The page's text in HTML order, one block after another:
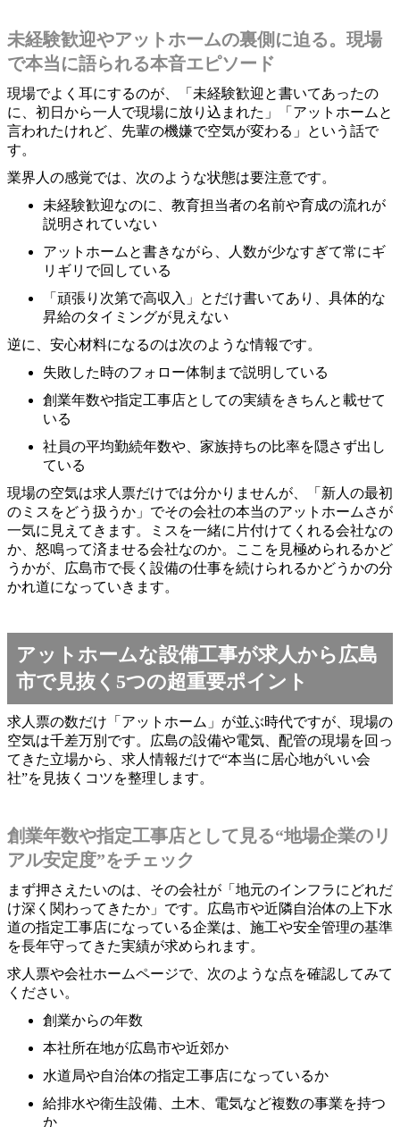
未経験歓迎やアットホームの裏側に迫る。現場
で本当に語られる本音エピソード
現場でよく耳にするのが、「未経験歓迎と書いてあったの
に、初日から一人で現場に放り込まれた」「アットホームと
言われたけれど、先輩の機嫌で空気が変わる」という話で
す。
業界人の感覚では、次のような状態は要注意です。
未経験歓迎なのに、教育担当者の名前や育成の流れが
説明されていない
アットホームと書きながら、人数が少なすぎて常にギ
リギリで回している
「頑張り次第で高収入」とだけ書いてあり、具体的な
昇給のタイミングが見えない
逆に、安心材料になるのは次のような情報です。
失敗した時のフォロー体制まで説明している
創業年数や指定工事店としての実績をきちんと載せて
いる
社員の平均勤続年数や、家族持ちの比率を隠さず出し
ている
現場の空気は求人票だけでは分かりませんが、「新人の最初
のミスをどう扱うか」でその会社の本当のアットホームさが
一気に見えてきます。ミスを一緒に片付けてくれる会社なの
か、怒鳴って済ませる会社なのか。ここを見極められるかど
うかが、広島市で長く設備の仕事を続けられるかどうかの分
かれ道になっていきます。
アットホームな設備工事が求人から広島
市で見抜く5つの超重要ポイント
求人票の数だけ「アットホーム」が並ぶ時代ですが、現場の
空気は千差万別です。広島の設備や電気、配管の現場を回っ
てきた立場から、求人情報だけで“本当に居心地がいい会
社”を見抜くコツを整理します。
創業年数や指定工事店として見る“地場企業のリ
アル安定度”をチェック
まず押さえたいのは、その会社が「地元のインフラにどれだ
け深く関わってきたか」です。広島市や近隣自治体の上下水
道の指定工事店になっている企業は、施工や安全管理の基準
を長年守ってきた実績が求められます。
求人票や会社ホームページで、次のような点を確認してみて
ください。
創業からの年数
本社所在地が広島市や近郊か
水道局や自治体の指定工事店になっているか
給排水や衛生設備、土木、電気など複数の事業を持つ
か